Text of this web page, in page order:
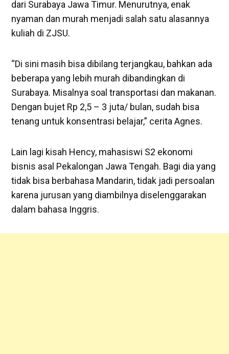
dari Surabaya Jawa Timur. Menurutnya, enak
nyaman dan murah menjadi salah satu alasannya
kuliah di ZJSU.
“Di sini masih bisa dibilang terjangkau, bahkan ada
beberapa yang lebih murah dibandingkan di
Surabaya. Misalnya soal transportasi dan makanan.
Dengan bujet Rp 2,5 – 3 juta/ bulan, sudah bisa
tenang untuk konsentrasi belajar,” cerita Agnes.
Lain lagi kisah Hency, mahasiswi S2 ekonomi
bisnis asal Pekalongan Jawa Tengah. Bagi dia yang
tidak bisa berbahasa Mandarin, tidak jadi persoalan
karena jurusan yang diambilnya diselenggarakan
dalam bahasa Inggris.